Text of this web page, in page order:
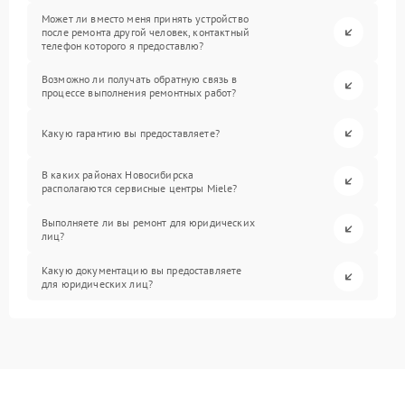
Может ли вместо меня принять устройство
после ремонта другой человек, контактный
телефон которого я предоставлю?
Возможно ли получать обратную связь в
процессе выполнения ремонтных работ?
Какую гарантию вы предоставляете?
В каких районах Новосибирска
располагаются сервисные центры Miele?
Выполняете ли вы ремонт для юридических
лиц?
Какую документацию вы предоставляете
для юридических лиц?